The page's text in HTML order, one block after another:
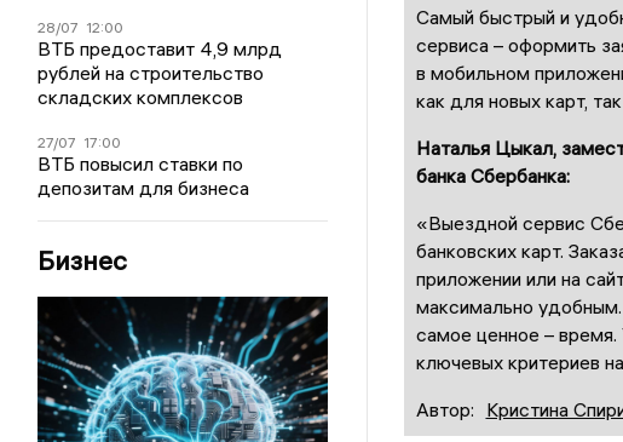
28/07 12:00
ВТБ предоставит 4,9 млрд
рублей на строительство
складских комплексов
27/07 17:00
ВТБ повысил ставки по
депозитам для бизнеса
Бизнес
Самый быстрый и
сервиса – оформить
в мобильном
как для новых карт,
Наталья Цыкал,
банка Сбербанка:
«Выездной сервис
банковских карт.
приложении или на
максимально
самое ценное –
ключевых критериев
Автор: Кристина